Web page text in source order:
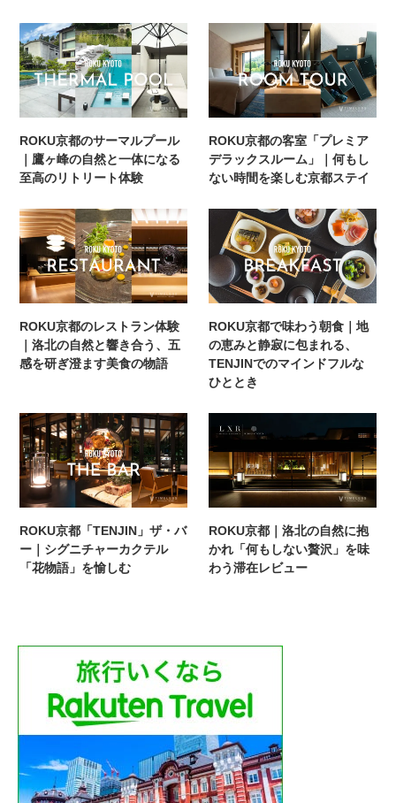
ROKU京都のサーマルプール
｜鷹ヶ峰の自然と一体になる
至高のリトリート体験
ROKU京都の客室「プレミア
デラックスルーム」｜何もし
ない時間を楽しむ京都ステイ
ROKU京都のレストラン体験
｜洛北の自然と響き合う、五
感を研ぎ澄ます美食の物語
ROKU京都で味わう朝食｜地
の恵みと静寂に包まれる、
TENJINでのマインドフルな
ひととき
ROKU京都「TENJIN」ザ・バ
ー｜シグニチャーカクテル
「花物語」を愉しむ
ROKU京都｜洛北の自然に抱
かれ「何もしない贅沢」を味
わう滞在レビュー